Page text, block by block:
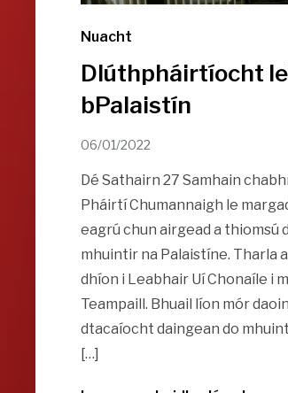
Nuacht
Dlúthpháirtíocht
bPalaistín
06/01/2022
Dé Sathairn 27 Samhain
Pháirtí Chumannaigh le
eagrú chun airgead a thiomsú
mhuintir na Palaistíne. Tharla
dhíon i Leabhair Uí Chonaíle i
Teampaill. Bhuail líon mór
dtacaíocht daingean do
[…]